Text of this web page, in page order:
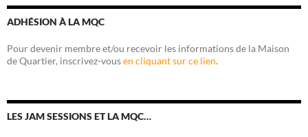
ADHÉSION À LA MQC
Pour devenir membre et/ou recevoir les informations de la Maison
de Quartier, inscrivez-vousen cliquant sur ce lien.
LES JAM SESSIONS ET LA MQC…